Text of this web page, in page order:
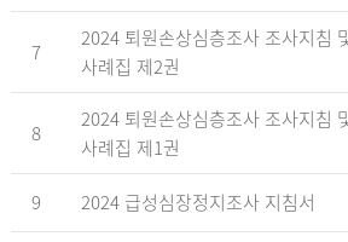
7
2024 퇴원손상심층조사 조사지침
사례집 제2권
8
2024 퇴원손상심층조사 조사지침
사례집 제1권
9 2024 급성심장정지조사 지침서